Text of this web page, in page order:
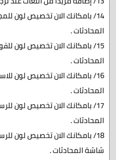
14/ بامكانك الان تخصيص لون
المحادثات .
15/ بامكانك الان تخصيص لون
المحادثات .
16/ بامكانك الان تخصيص لون
المحادثات .
17/ بامكانك الان تخصيص لون
المحادثات .
18/ بامكانك الان تخصيص لون
شاشة المحادثات .